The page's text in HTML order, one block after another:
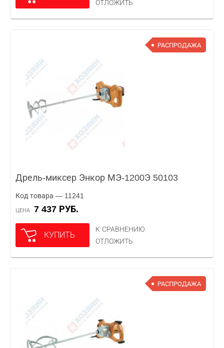
ОТЛОЖИТЬ
РАСПРОДАЖА
Дрель-миксер Энкор МЭ-1200Э 50103
Код товара — 11241
ЦЕНА 7 437 РУБ.
КУПИТЬ
К СРАВНЕНИЮ
ОТЛОЖИТЬ
РАСПРОДАЖА